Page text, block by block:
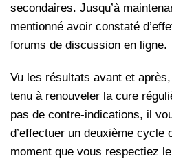
secondaires. Jusqu’à
mentionné avoir constaté
forums de discussion en ligne.
Vu les résultats avant et
tenu à renouveler la cure
pas de contre-indications, il
d’effectuer un deuxième cycle
moment que vous respectiez